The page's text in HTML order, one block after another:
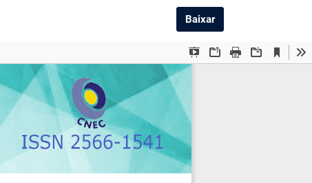
BaixarBaixar PDF